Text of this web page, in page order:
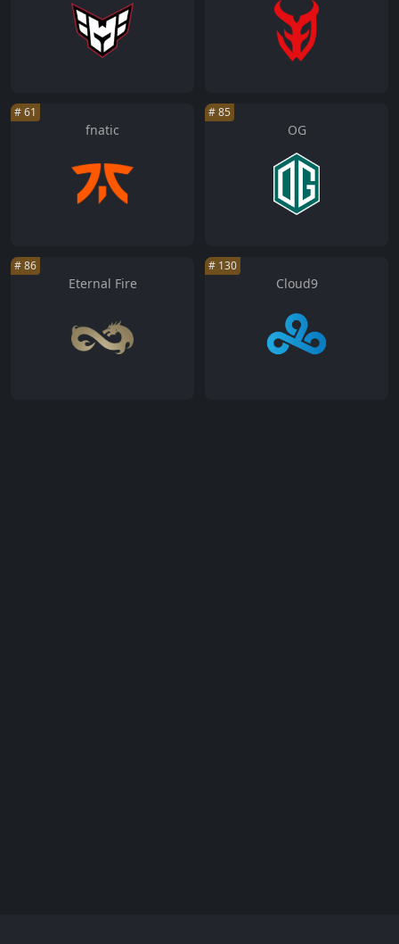
#61
fnatic
#85
OG
#86
Eternal Fire
# 130
Cloud9